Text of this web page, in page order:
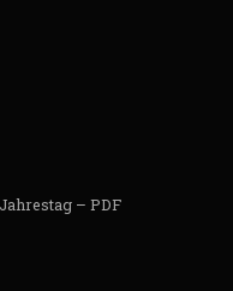
Jahrestag – PDF